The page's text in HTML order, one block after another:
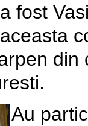
fost
Au